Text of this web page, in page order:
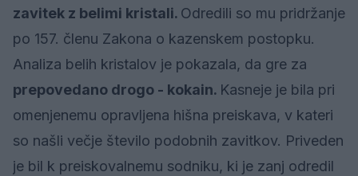
zavitek z belimi kristali. Odredili so mu pridržanje
po 157. členu Zakona o kazenskem postopku.
Analiza belih kristalov je pokazala, da gre za
prepovedano drogo - kokain. Kasneje je bila pri
omenjenemu opravljena hišna preiskava, v kateri
so našli večje število podobnih zavitkov. Priveden
je bil k preiskovalnemu sodniku, ki je zanj odredil